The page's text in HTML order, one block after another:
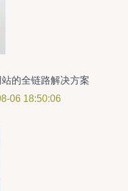
的全链路解决方案
06 18:50:06